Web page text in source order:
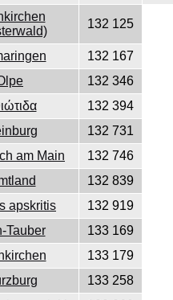
132 125
132 167
132 346
132 394
132 731
am Main
132 746
132 839
apskritis
132 919
Tauber
133 169
133 179
133 258